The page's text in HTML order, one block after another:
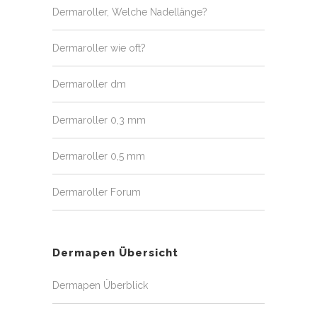
Dermaroller, Welche Nadellänge?
Dermaroller wie oft?
Dermaroller dm
Dermaroller 0,3 mm
Dermaroller 0,5 mm
Dermaroller Forum
Dermapen Übersicht
Dermapen Überblick